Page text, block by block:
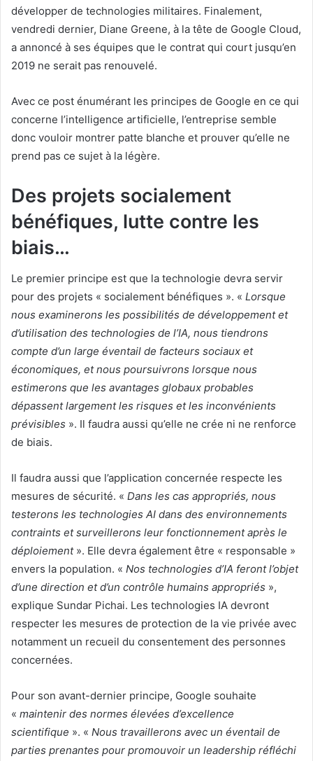
développer de technologies militaires. Finalement,
vendredi dernier, Diane Greene, à la tête de Google Cloud,
a annoncé à ses équipes que le contrat qui court jusqu’en
2019 ne serait pas renouvelé.
Avec ce post énumérant les principes de Google en ce qui
concerne l’intelligence artificielle, l’entreprise semble
donc vouloir montrer patte blanche et prouver qu’elle ne
prend pas ce sujet à la légère.
Des projets socialement
bénéfiques, lutte contre les
biais…
Le premier principe est que la technologie devra servir
pour des projets « socialement bénéfiques ». « Lorsque
nous examinerons les possibilités de développement et
d’utilisation des technologies de l’IA, nous tiendrons
compte d’un large éventail de facteurs sociaux et
économiques, et nous poursuivrons lorsque nous
estimerons que les avantages globaux probables
dépassent largement les risques et les inconvénients
prévisibles ». Il faudra aussi qu’elle ne crée ni ne renforce
de biais.
Il faudra aussi que l’application concernée respecte les
mesures de sécurité. « Dans les cas appropriés, nous
testerons les technologies AI dans des environnements
contraints et surveillerons leur fonctionnement après le
déploiement ». Elle devra également être « responsable »
envers la population. « Nos technologies d’IA feront l’objet
d’une direction et d’un contrôle humains appropriés »,
explique Sundar Pichai. Les technologies IA devront
respecter les mesures de protection de la vie privée avec
notamment un recueil du consentement des personnes
concernées.
Pour son avant-dernier principe, Google souhaite
« maintenir des normes élevées d’excellence
scientifique ». « Nous travaillerons avec un éventail de
parties prenantes pour promouvoir un leadership réfléchi